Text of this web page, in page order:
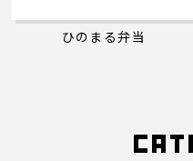
ひのまる弁当